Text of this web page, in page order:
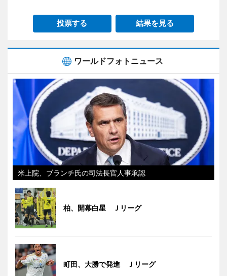
投票する 結果を見る
ワールドフォトニュース
米上院、ブランチ氏の司法長官人事承認
柏、開幕白星 Ｊリーグ
町田、大勝で発進 Ｊリーグ